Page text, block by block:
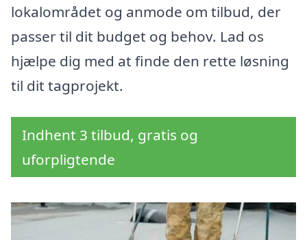
lokalområdet og anmode om tilbud, der
passer til dit budget og behov. Lad os
hjælpe dig med at finde den rette løsning
til dit tagprojekt.
Indhent 3 tilbud, gratis og
uforpligtende